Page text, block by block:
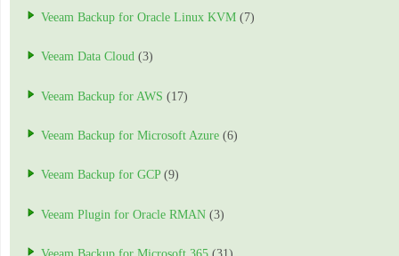
Veeam Backup for Oracle Linux KVM (7)
Veeam Data Cloud (3)
Veeam Backup for AWS (17)
Veeam Backup for Microsoft Azure (6)
Veeam Backup for GCP(9)
Veeam Plugin for Oracle RMAN (3)